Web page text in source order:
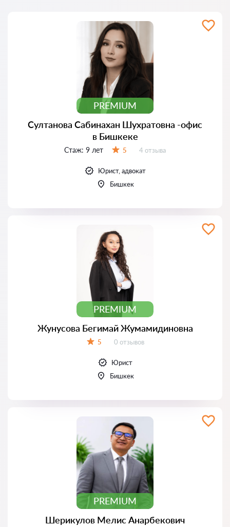
PREMIUM
Султанова Сабинахан Шухратовна -офис
в Бишкеке
Стаж: 9 лет 5 Отзывов:
4 отзыва
Юрист, адвокат
Бишкек
PREMIUM
Жунусова Бегимай Жумамидиновна
5 Отзывов:
0 отзывов
Юрист
Бишкек
PREMIUM
Шерикулов Мелис Анарбекович